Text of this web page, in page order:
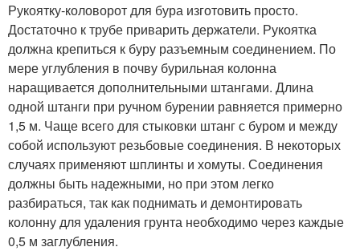
Рукоятку-коловорот для бура изготовить просто.
Достаточно к трубе приварить держатели. Рукоятка
должна крепиться к буру разъемным соединением. По
мере углубления в почву бурильная колонна
наращивается дополнительными штангами. Длина
одной штанги при ручном бурении равняется примерно
1,5 м. Чаще всего для стыковки штанг с буром и между
собой используют резьбовые соединения. В некоторых
случаях применяют шплинты и хомуты. Соединения
должны быть надежными, но при этом легко
разбираться, так как поднимать и демонтировать
колонну для удаления грунта необходимо через каждые
0,5 м заглубления.